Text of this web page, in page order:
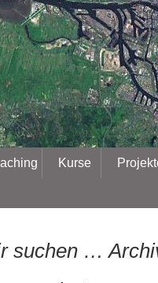
Kurse
suchen …